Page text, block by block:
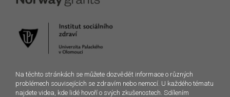
Na těchto stránkách se můžete dozvědět informace o různých
problémech souvisejících se zdravím nebo nemocí. U každého tématu
najdete videa, kde lidé hovoří o svých zkušenostech. Sdílením